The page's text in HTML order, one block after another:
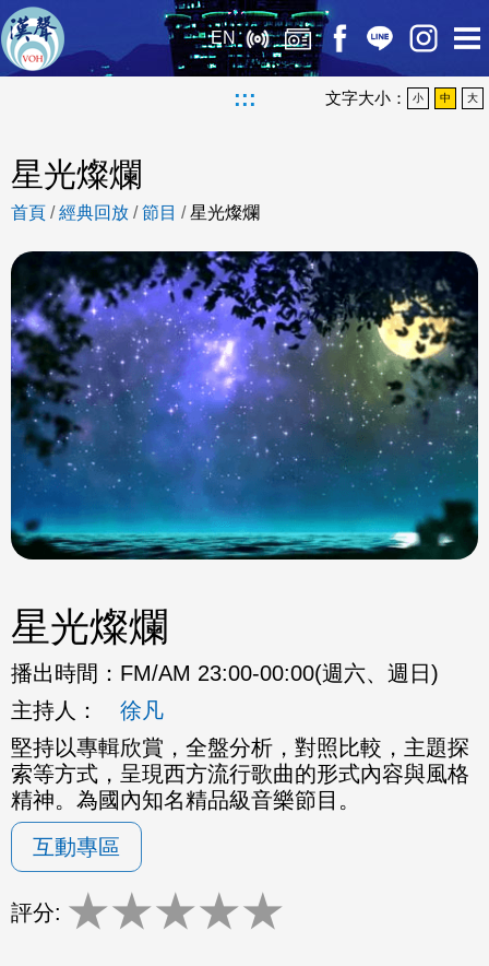
EN
::: 文字大小： 小 中 大
星光燦爛
首頁 /經典回放 /節目 /星光燦爛
星光燦爛
播出時間： FM/AM 23:00-00:00(週六、週日)
主持人：
徐凡
堅持以專輯欣賞，全盤分析，對照比較，主題探
索等方式，呈現西方流行歌曲的形式內容與風格
精神。為國內知名精品級音樂節目。
互動專區
評分: ★★★★★